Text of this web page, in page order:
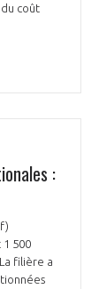
coût
:
500
filière a